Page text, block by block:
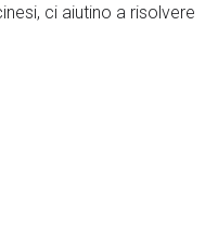
ci aiutino a risolvere